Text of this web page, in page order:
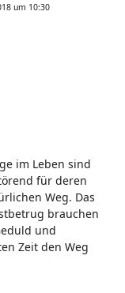
um 10:30
im Leben sind
für deren
Weg. Das
brauchen
und
Zeit den Weg